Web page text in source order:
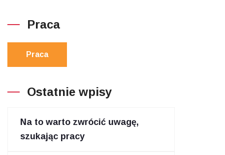
Praca
Praca
Ostatnie wpisy
Na to warto zwrócić uwagę,
szukając pracy